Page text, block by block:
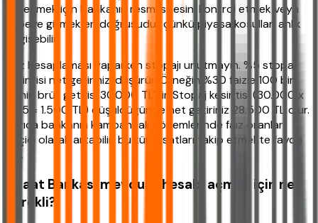
öğrenmek için bankanın resmi sitesini kontrol etmek veya
şubeye gitmek en doğrusudur çünkü piyasa koşulları anlık
değişebilir.
Faiz hesaplaması yaparken stopajı unutmayın. %5 stopaj
kesintisi net getirinizi düşürür. Örneğin %30 faizle 100 bin
TL'nin brüt getirisi 30.000 TL'dir. Stopaj kesintisi (30.000 x
0.05 = 1.500 TL) düşüldüğünde net getiriniz 28.500 TL olur.
Ayrıca bankanın kampanyalı dönemlerinde faiz oranları
geçici olarak artabilir, bu tür fırsatları takip etmekte fayda
var.
Ziraat Bankası mevduat hesabı açmak için ne
gerekli?